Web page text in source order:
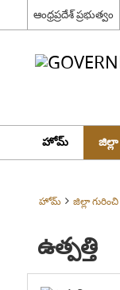
ఆంధ్రప్రదేశ్ ప్రభుత్వం
హోమ్
హోమ్ జిల్లా గురించి
ఉత్పత్తి